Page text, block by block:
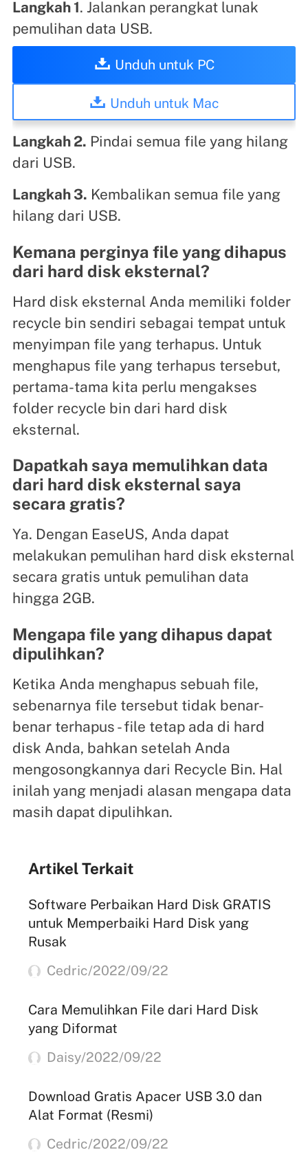
Langkah 1. Jalankan perangkat lunak
pemulihan data USB.
Unduh untuk PC
Unduh untuk Mac
Langkah 2. Pindai semua file yang hilang
dari USB.
Langkah 3. Kembalikan semua file yang
hilang dari USB.
Kemana perginya file yang dihapus
dari hard disk eksternal?
Hard disk eksternal Anda memiliki folder
recycle bin sendiri sebagai tempat untuk
menyimpan file yang terhapus. Untuk
menghapus file yang terhapus tersebut,
pertama-tama kita perlu mengakses
folder recycle bin dari hard disk
eksternal.
Dapatkah saya memulihkan data
dari hard disk eksternal saya
secara gratis?
Ya. Dengan EaseUS, Anda dapat
melakukan pemulihan hard disk eksternal
secara gratis untuk pemulihan data
hingga 2GB.
Mengapa file yang dihapus dapat
dipulihkan?
Ketika Anda menghapus sebuah file,
sebenarnya file tersebut tidak benar-
benar terhapus - file tetap ada di hard
disk Anda, bahkan setelah Anda
mengosongkannya dari Recycle Bin. Hal
inilah yang menjadi alasan mengapa data
masih dapat dipulihkan.
Artikel Terkait
Software Perbaikan Hard Disk GRATIS
untuk Memperbaiki Hard Disk yang
Rusak
Cedric/2022/09/22
Cara Memulihkan File dari Hard Disk
yang Diformat
Daisy/2022/09/22
Download Gratis Apacer USB 3.0 dan
Alat Format (Resmi)
Cedric/2022/09/22